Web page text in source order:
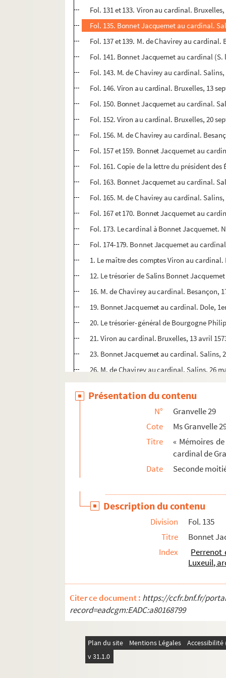
Fol. 131 et 133. Viron au cardinal.
Fol. 135. Bonnet Jacquemet au cardinal.
Fol. 137 et 139. M. de Chavirey au cardinal.
Fol. 141. Bonnet Jacquemet au cardinal (S.
Fol. 143. M. de Chavirey au cardinal. Salins,
Fol. 146. Viron au cardinal. Bruxelles, 13
Fol. 150. Bonnet Jacquemet au cardinal.
Fol. 152. Viron au cardinal. Bruxelles, 20
Fol. 156. M. de Chavirey au cardinal.
Fol. 157 et 159. Bonnet Jacquemet au
Fol. 161. Copie de la lettre du président
Fol. 163. Bonnet Jacquemet au cardinal.
Fol. 165. M. de Chavirey au cardinal. Salins,
Fol. 167 et 170. Bonnet Jacquemet au
Fol. 173. Le cardinal à Bonnet Jacquemet.
Fol. 174-179. Bonnet Jacquemet au
1. Le maître des comptes Viron au cardinal.
12. Le trésorier de Salins Bonnet
16. M. de Chavirey au cardinal. Besançon,
19. Bonnet Jacquemet au cardinal. Dole,
20. Le trésorier-général de Bourgogne
21. Viron au cardinal. Bruxelles, 13 avril
23. Bonnet Jacquemet au cardinal. Salins,
26. M. de Chavirey au cardinal. Salins, 26
29. Viron au cardinal. Bruxelles, 14 juin 1573
31. M. de Chavirey au cardinal. Besançon,
34. Viron au cardinal. Bruxelles, 22 juin et
40. M. de Chavirey au cardinal. Besançon,
42. Viron au cardinal. Bruxelles, 17 et 30
48. M. de Chavirey au cardinal. Besançon,
52. Viron au cardinal. Bruxelles, 8
54. M. de Chavirey au cardinal. Besançon,
56. Bonnet Jacquemet au cardinal. Salins,
62. M. de Chavirey au cardinal. Besançon,
64. Bonnet Jacquemet au cardinal. Lesnay,
73. Bonnet Jacquemet au cardinal. Dole, 10
75. M. de Chavirey au cardinal. Besançon,
77. Bonnet Jacquemet au cardinal. Salins,
83. M. de Chavirey au cardinal.
86. Bonnet Jacquemet au cardinal. Salins,
Présentation du contenu
N°
Granvelle 29
Cote
Ms Granvelle
Titre
« Mémoires
cardinal de
Date
Seconde
Description du contenu
Division
Fol. 135
Titre
Bonnet
Index
Perrenot
Luxeuil,
Citer ce document : https://ccfr.bnf.fr/
record=eadcgm:EADC:a80168799
Plan du site Mentions Légales
v 31.1.0